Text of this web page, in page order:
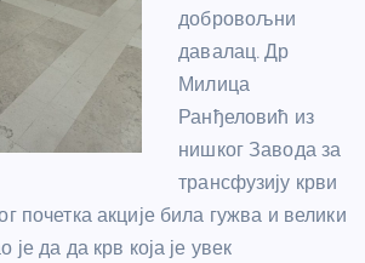
добровољни
давалац. Др
Милица
Ранђеловић из
нишког Завода за
трансфузију крви
почетка акције била гужва и велики
је да да крв која је увек